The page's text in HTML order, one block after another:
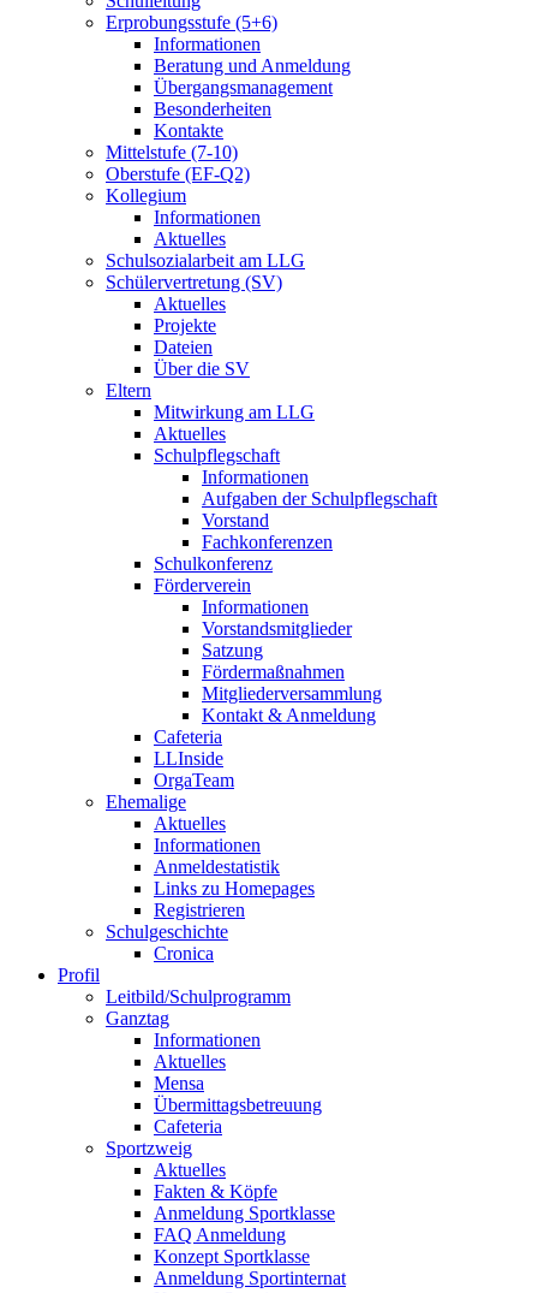
Erprobungsstufe (5+6)
Informationen
Beratung und Anmeldung
Übergangsmanagement
Besonderheiten
Kontakte
Mittelstufe (7-10)
Oberstufe (EF-Q2)
Kollegium
Informationen
Aktuelles
Schulsozialarbeit am LLG
Schülervertretung (SV)
Aktuelles
Projekte
Dateien
Über die SV
Eltern
Mitwirkung am LLG
Aktuelles
Schulpflegschaft
Informationen
Aufgaben der Schulpflegschaft
Vorstand
Fachkonferenzen
Schulkonferenz
Förderverein
Informationen
Vorstandsmitglieder
Satzung
Fördermaßnahmen
Mitgliederversammlung
Kontakt & Anmeldung
Cafeteria
LLInside
OrgaTeam
Ehemalige
Aktuelles
Informationen
Anmeldestatistik
Links zu Homepages
Registrieren
Schulgeschichte
Cronica
Profil
Leitbild/Schulprogramm
Ganztag
Informationen
Aktuelles
Mensa
Übermittagsbetreuung
Cafeteria
Sportzweig
Aktuelles
Fakten & Köpfe
Anmeldung Sportklasse
FAQ Anmeldung
Konzept Sportklasse
Anmeldung Sportinternat